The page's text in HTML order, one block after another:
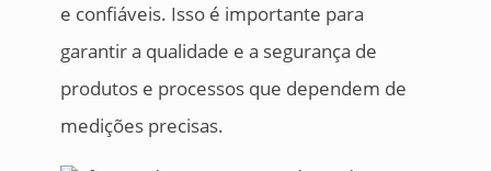
e confiáveis. Isso é importante para
garantir a qualidade e a segurança de
produtos e processos que dependem de
medições precisas.